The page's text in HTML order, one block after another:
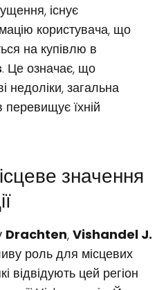
існує
користувача, що
на купівлю в
. Це означає, що
загальна
перевищує їхній
значення
Drachten, Vishandel J.
роль для місцевих
відвідують цей регіон